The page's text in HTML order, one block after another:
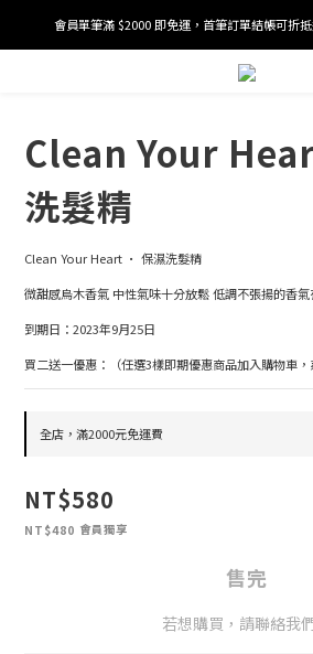
加入/驗證會員並綁定電話號碼，即可獲
會員單筆滿 $2000 即免運，首筆訂單結帳可折
加入/驗證會員並綁定電話號碼，即可獲
Clean Your
洗髮精
Clean Your Heart · 保濕洗髮精
微甜感烏木香氣 中性氣味十分放鬆 低調不張揚的香
到期日：2023年9月25日
買二送一優惠：（任選3樣即期優惠商品加入購物車，
全店，滿2000元免運費
NT$580
NT$480 會員獨享
售完
若想購買，請聯絡我